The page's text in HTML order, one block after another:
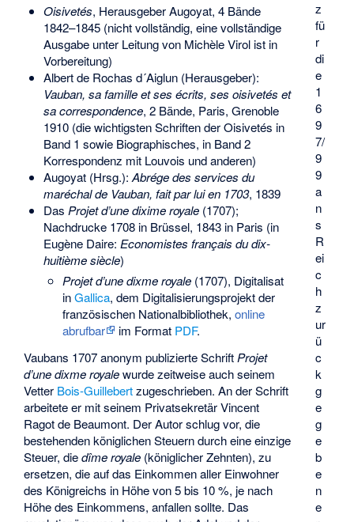
z
fü
r
di
e
1
6
9
7/
9
9
a
n
s
R
ei
c
h
z
ur
ü
c
k
g
e
g
e
b
e
n
e
Oisivetés, Herausgeber Augoyat, 4 Bände
1842–1845 (nicht vollständig, eine vollständige
Ausgabe unter Leitung von Michèle Virol ist in
Vorbereitung)
Albert de Rochas d´Aiglun (Herausgeber):
Vauban, sa famille et ses écrits, ses oisivetés et
sa correspondence, 2 Bände, Paris, Grenoble
1910 (die wichtigsten Schriften der Oisivetés in
Band 1 sowie Biographisches, in Band 2
Korrespondenz mit Louvois und anderen)
Augoyat (Hrsg.): Abrége des services du
maréchal de Vauban, fait par lui en 1703, 1839
Das Projet d’une dixime royale(1707);
Nachdrucke 1708 in Brüssel, 1843 in Paris (in
Eugène Daire: Economistes français du dix-
huitième siècle)
Projet d’une dixme royale (1707), Digitalisat
inGallica, dem Digitalisierungsprojekt der
französischen Nationalbibliothek,online
abrufbar
im Format PDF.
Vaubans 1707 anonym publizierte SchriftProjet
d’une dixme royalewurde zeitweise auch seinem
Vetter Bois-Guillebertzugeschrieben. An der Schrift
arbeitete er mit seinem PrivatsekretärVincent
Ragot de Beaumont. Der Autor schlug vor, die
bestehenden königlichen Steuern durch eine einzige
Steuer, diedîme royale (königlicher Zehnten), zu
ersetzen, die auf das Einkommen aller Einwohner
des Königreichs in Höhe von 5 bis 10 %, je nach
Höhe des Einkommens, anfallen sollte. Das